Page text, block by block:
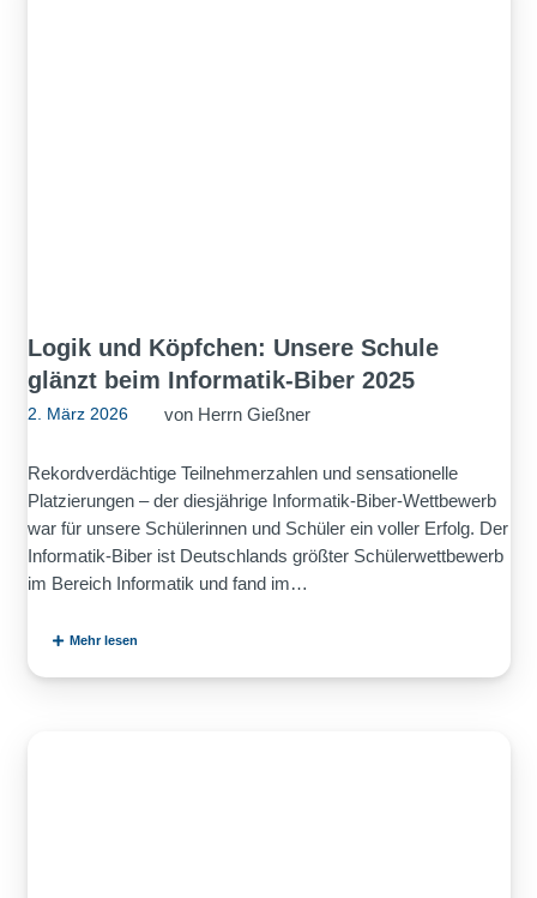
Logik und Köpfchen: Unsere Schule
glänzt beim Informatik-Biber 2025
2. März 2026 von Herrn Gießner
Rekordverdächtige Teilnehmerzahlen und sensationelle
Platzierungen – der diesjährige Informatik-Biber-Wettbewerb
war für unsere Schülerinnen und Schüler ein voller Erfolg. Der
Informatik-Biber ist Deutschlands größter Schülerwettbewerb
im Bereich Informatik und fand im…
Mehr lesen